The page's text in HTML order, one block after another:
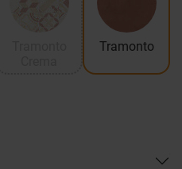
Tramonto